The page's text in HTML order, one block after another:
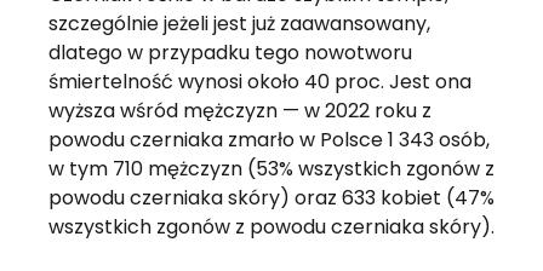
szczególnie jeżeli jest już zaawansowany,
dlatego w przypadku tego nowotworu
śmiertelność wynosi około 40 proc. Jest ona
wyższa wśród mężczyzn — w 2022 roku z
powodu czerniaka zmarło w Polsce 1 343 osób,
w tym 710 mężczyzn (53% wszystkich zgonów z
powodu czerniaka skóry) oraz 633 kobiet (47%
wszystkich zgonów z powodu czerniaka skóry).